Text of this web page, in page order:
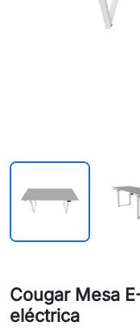
Cougar Mesa
eléctrica